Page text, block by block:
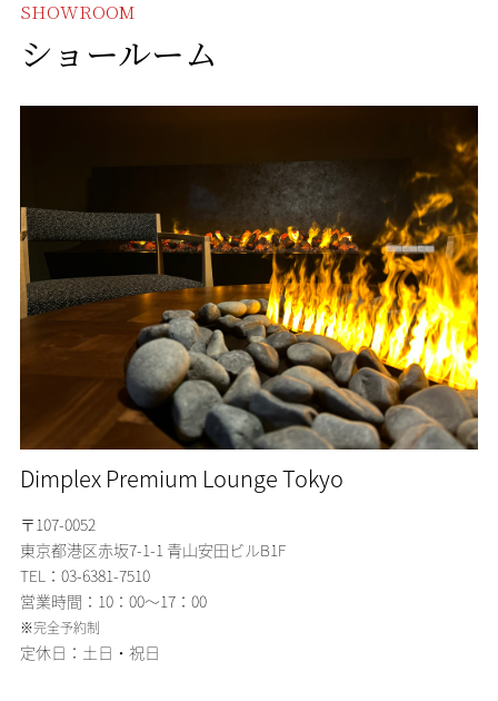
SHOWROOM
ショールーム
Dimplex Premium Lounge Tokyo
〒107-0052
東京都港区赤坂7-1-1 青山安田ビルB1F
TEL：03-6381-7510
営業時間：10：00～17：00
※完全予約制
定休日：土日・祝日